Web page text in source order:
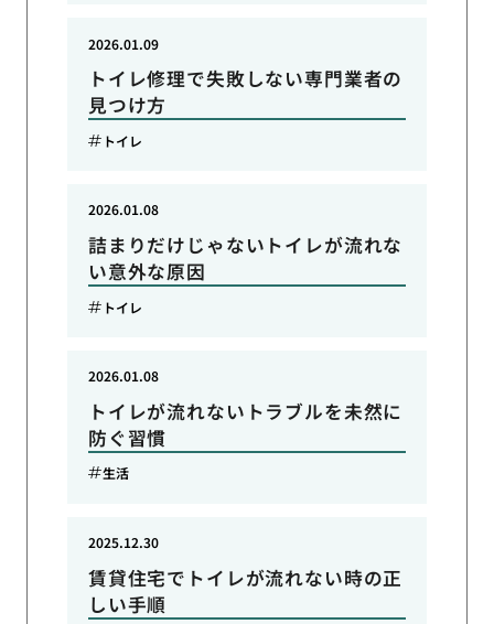
トイレ修理で失敗しない専門業者の
見つけ方
2026.01.09
トイレ
詰まりだけじゃないトイレが流れな
い意外な原因
2026.01.08
トイレ
トイレが流れないトラブルを未然に
防ぐ習慣
2026.01.08
生活
賃貸住宅でトイレが流れない時の正
しい手順
2025.12.30